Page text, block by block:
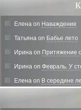
Елена on Наваждение
Татьяна on Бабье лето
Ирина on Притяжение
Ирина on Февраль. У
Елена on В середине